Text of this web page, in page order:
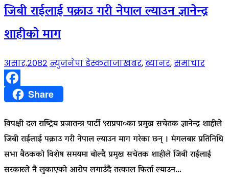
जिबी राईलाई पक्राउ गरी नेपाल ल्याउन ज्ञानेन्द्र
शाहीको माग
असार,२०८२ न्युजनेपा डेस्कताजाखबर,ब्यानर,समाचार
FacebookShare
विपक्षी दल राष्ट्रिय प्रजातन्त्र पार्टी ९राप्रपा०का प्रमुख सचेतक ज्ञानेन्द्र शाहीले
जिबी राईलाई पक्राउ गरी नेपाल ल्याउन माग गरेका छन् । मंगलबार प्रतिनिधि
सभा बैठकको विशेष समयमा बोल्दै प्रमुख सचेतक शाहीले जिबी राईलाई
सरकारले नै लुकाएको आरोप लगाउँदै तत्काल फिर्ता ल्याउन…